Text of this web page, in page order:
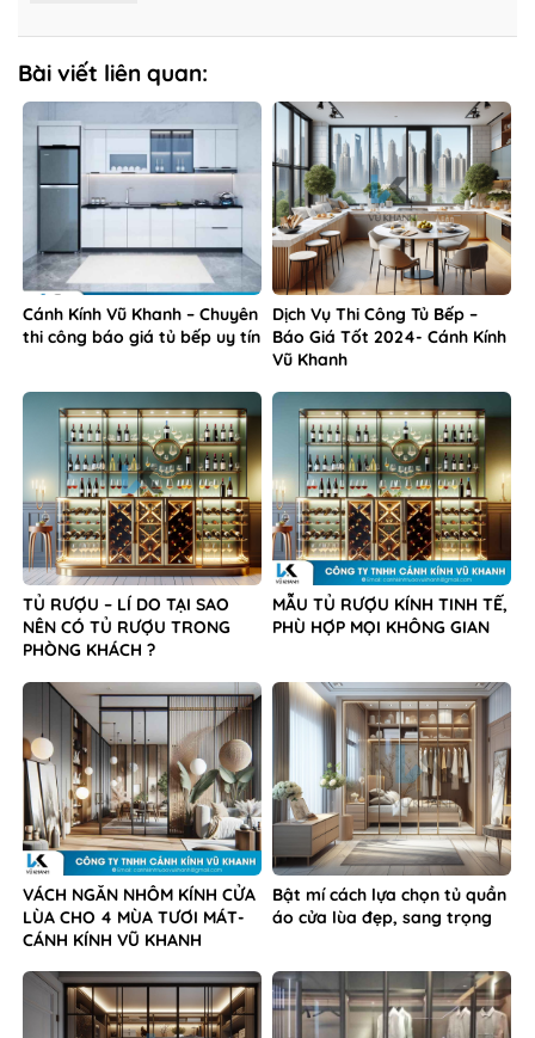
Bài viết liên quan:
Cánh Kính Vũ Khanh – Chuyên
thi công báo giá tủ bếp uy tín
Dịch Vụ Thi Công Tủ Bếp –
Báo Giá Tốt 2024- Cánh Kính
Vũ Khanh
TỦ RƯỢU – LÍ DO TẠI SAO
NÊN CÓ TỦ RƯỢU TRONG
PHÒNG KHÁCH ?
MẪU TỦ RƯỢU KÍNH TINH TẾ,
PHÙ HỢP MỌI KHÔNG GIAN
VÁCH NGĂN NHÔM KÍNH CỬA
LÙA CHO 4 MÙA TƯƠI MÁT-
CÁNH KÍNH VŨ KHANH
Bật mí cách lựa chọn tủ quần
áo cửa lùa đẹp, sang trọng